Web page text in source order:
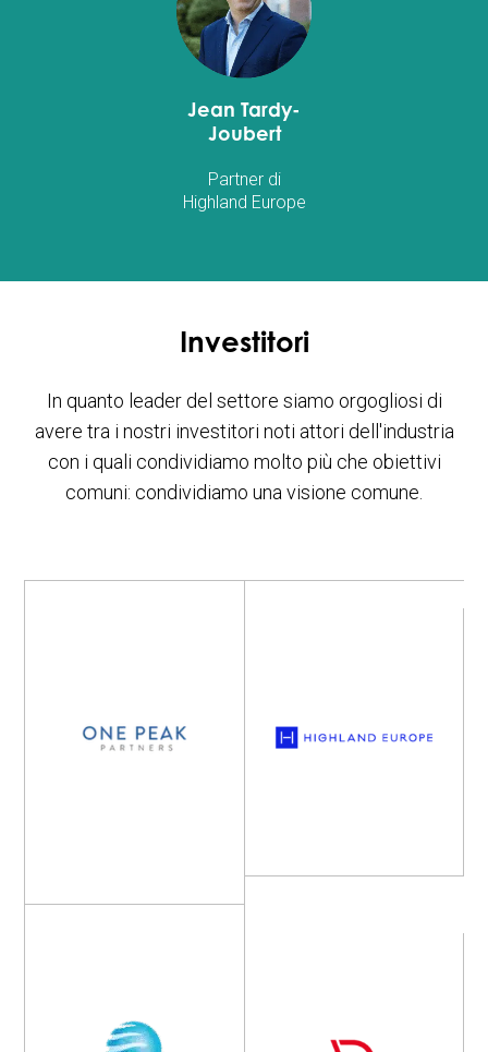
Jean Tardy-
Joubert
Partner di
Highland Europe
Investitori
In quanto leader del settore siamo orgogliosi di
avere tra i nostri investitori noti attori dell'industria
con i quali condividiamo molto più che obiettivi
comuni: condividiamo una visione comune.